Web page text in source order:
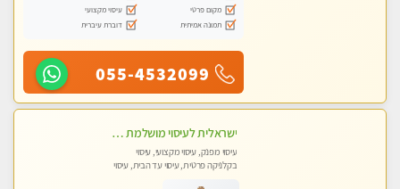
מקום פרטי
עיסוי מקצועי
תמונה אמיתית
דוברת עיברית
055-4532099
ישראלית לעיסוי מושלמת לעיסוי מושלם ואיכותי במיוחד !
עיסוי מפנק, עיסוי מקצועי, עיסוי
בקלניקה פרטית, עיסוי עד הבית, עיסוי